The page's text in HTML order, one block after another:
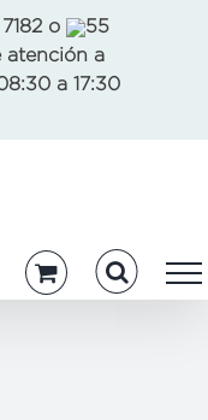
o
55
atención a
a 17:30